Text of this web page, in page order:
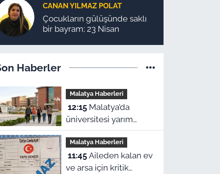
CANAN YILMAZ POLAT
Çocukların gülüşünde saklı
bir bayram; 23 Nisan
Haberler
Malatya Haberleri
12:15Malatya’da
üniversitesi yarım
kalanlara geri dönüş
yolu: 4 aylık başvuru
süresi başladı!
Malatya Haberleri
11:45Aileden kalan ev
ve arsa için kritik